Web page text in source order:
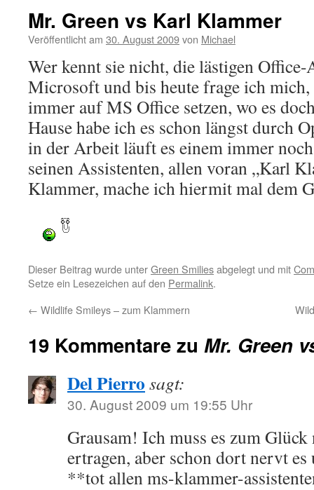
Mr. Green vs Karl Klammer
Veröffentlicht am 30. August 2009von Michael
Wer kennt sie nicht, die lästigen Office-
Microsoft und bis heute frage ich
immer auf MS Office setzen, wo es
Hause habe ich es schon längst durch
in der Arbeit läuft es einem immer
seinen Assistenten, allen voran „Karl
Klammer, mache ich hiermit mal dem
Dieser Beitrag wurde unterGreen Smiliesabgelegt und mit
Setze ein Lesezeichen auf den Permalink.
← Wildlife Smileys – zum Klammern
19 Kommentare zu Mr. Green
Del Pierro sagt:
30. August 2009 um 19:55 Uhr
Grausam! Ich muss es zum
ertragen, aber schon dort nervt
**tot allen ms-klammer-